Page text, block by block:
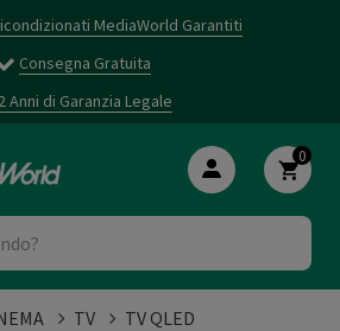
MediaWorld Garantiti
Consegna Gratuita
2 Anni di Garanzia Legale
0
TV
TV QLED